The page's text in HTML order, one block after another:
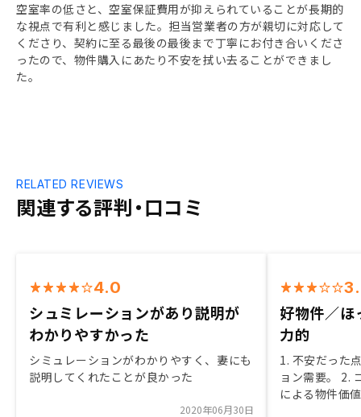
空室率の低さと、空室保証費用が抑えられていることが長期的
な視点で有利と感じました。担当営業者の方が親切に対応して
くださり、契約に至る最後の最後まで丁寧にお付き合いくださ
ったので、物件購入にあたり不安を拭い去ることができまし
た。
関連する評判・口コミ
RELATED REVIEWS
4.0
シュミレーションがあり説明が
わかりやすかった
シミュレーションがわかりやすく、妻にも
説明してくれたことが良かった
2020年06月30日
好物件／ほ
力的
1. 不安だった
ョン需要。 2. コロナが影響した点 コロナ
による物件価値